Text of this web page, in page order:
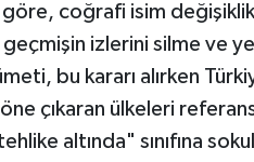
göre, coğrafi isim
izlerini silme ve
bu kararı alırken
çıkaran ülkeleri
altında" sınıfına